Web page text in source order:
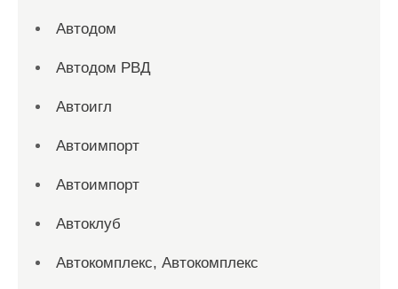
Автодом
Автодом РВД
Автоигл
Автоимпорт
Автоимпорт
Автоклуб
Автокомплекс, Автокомплекс